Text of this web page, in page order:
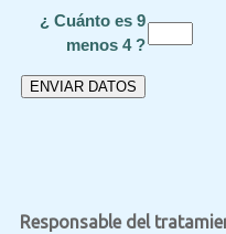
¿ Cuánto es 9
menos 4 ?
Responsable del